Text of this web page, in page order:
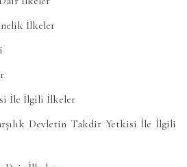
İlkeler
İle İlgili İlkeler
Devletin Takdir Yetkisi İle İlgili